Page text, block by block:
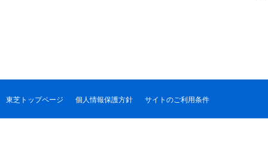
東芝トップページ 個人情報保護方針 サイトのご利用条件